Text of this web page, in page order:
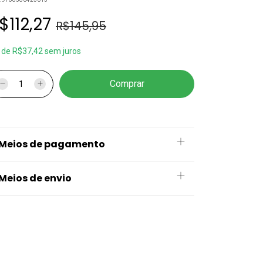
R$145,95
de R$37,42 sem juros
de pagamento
de envio